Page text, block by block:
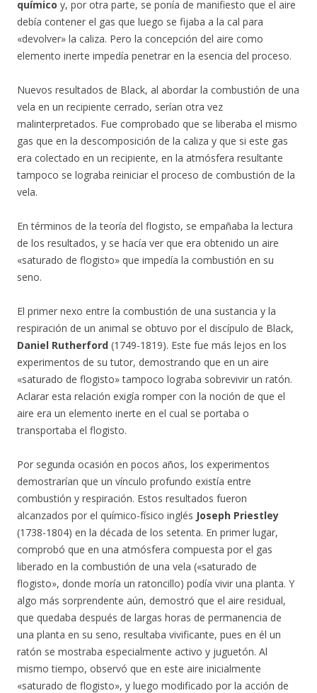
químico y, por otra parte, se ponía de manifiesto que el aire
debía contener el gas que luego se fijaba a la cal para
«devolver» la caliza. Pero la concepción del aire como
elemento inerte impedía penetrar en la esencia del proceso.
Nuevos resultados de Black, al abordar la combustión de una
vela en un recipiente cerrado, serían otra vez
malinterpretados. Fue comprobado que se liberaba el mismo
gas que en la descomposición de la caliza y que si este gas
era colectado en un recipiente, en la atmósfera resultante
tampoco se lograba reiniciar el proceso de combustión de la
vela.
En términos de la teoría del flogisto, se empañaba la lectura
de los resultados, y se hacía ver que era obtenido un aire
«saturado de flogisto» que impedía la combustión en su
seno.
El primer nexo entre la combustión de una sustancia y la
respiración de un animal se obtuvo por el discípulo de Black,
Daniel Rutherford (1749-1819). Este fue más lejos en los
experimentos de su tutor, demostrando que en un aire
«saturado de flogisto» tampoco lograba sobrevivir un ratón.
Aclarar esta relación exigía romper con la noción de que el
aire era un elemento inerte en el cual se portaba o
transportaba el flogisto.
Por segunda ocasión en pocos años, los experimentos
demostrarían que un vínculo profundo existía entre
combustión y respiración. Estos resultados fueron
alcanzados por el químico-físico inglés Joseph Priestley
(1738-1804) en la década de los setenta. En primer lugar,
comprobó que en una atmósfera compuesta por el gas
liberado en la combustión de una vela («saturado de
flogisto», donde moría un ratoncillo) podía vivir una planta. Y
algo más sorprendente aún, demostró que el aire residual,
que quedaba después de largas horas de permanencia de
una planta en su seno, resultaba vivificante, pues en él un
ratón se mostraba especialmente activo y juguetón. Al
mismo tiempo, observó que en este aire inicialmente
«saturado de flogisto», y luego modificado por la acción de